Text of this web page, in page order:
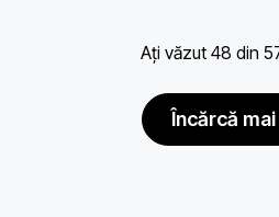
încărcă
Ați văzut 48 din